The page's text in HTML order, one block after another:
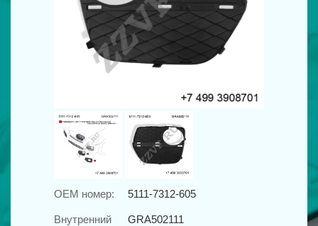
OEM номер: 5111-7312-605
Внутренний
GRA502111